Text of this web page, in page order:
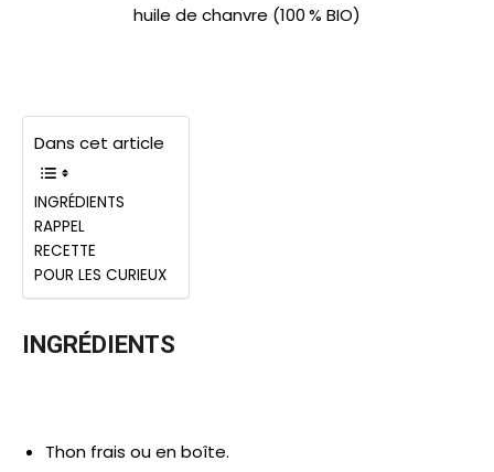
huile de chanvre (100 % BIO)
Dans cet article
INGRÉDIENTS
RAPPEL
RECETTE
POUR LES CURIEUX
INGRÉDIENTS
Thon frais ou en boîte.